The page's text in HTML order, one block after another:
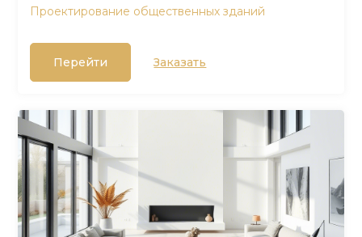
Проектирование общественных зданий
Перейти Заказать